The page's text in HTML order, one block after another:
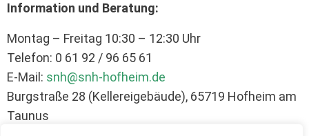
Information und Beratung:
Montag – Freitag 10:30 – 12:30 Uhr
Telefon: 0 61 92 / 96 65 61
E-Mail: snh@snh-hofheim.de
Burgstraße 28 (Kellereigebäude), 65719 Hofheim am
Taunus